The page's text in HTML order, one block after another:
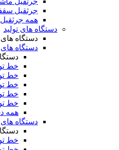
جرثقیل
همه جرثقیل
دستگاه های تولید
دستگاه های
دستگاه
خط
خط
خط
خط
خط
همه
دستگاه های
خط